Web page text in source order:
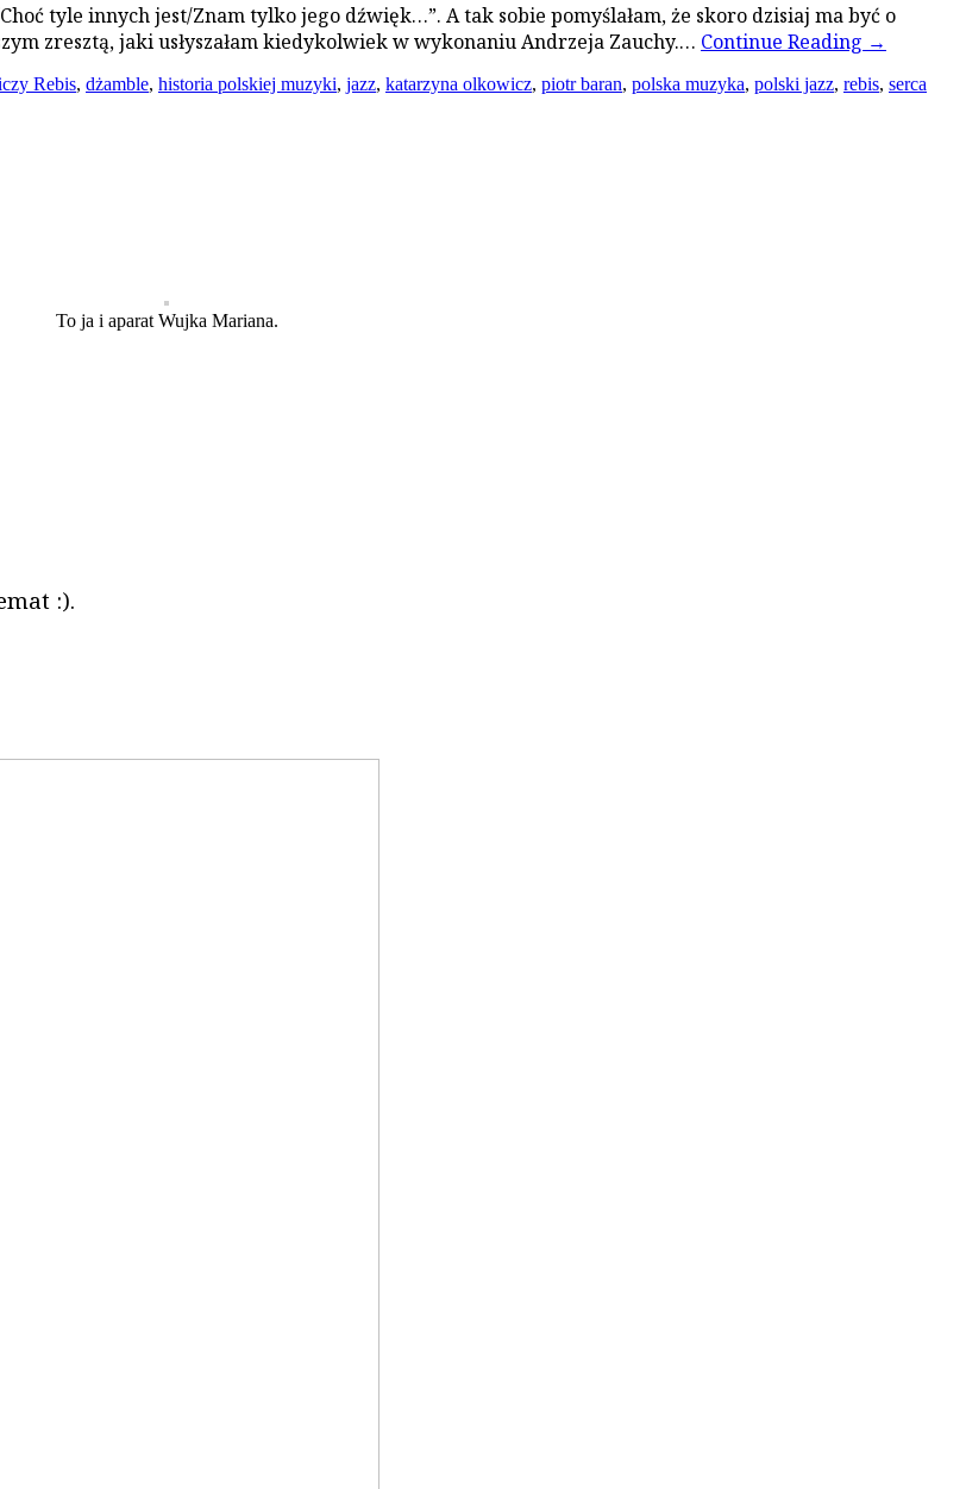
tyle innych jest/Znam tylko jego dźwięk…”. A tak sobie pomyślałam, że skoro dzisiaj ma być o
zresztą, jaki usłyszałam kiedykolwiek w wykonaniu Andrzeja Zauchy.… Continue Reading →
Rebis, dżamble, historia polskiej muzyki, jazz, katarzyna olkowicz, piotr baran, polska muzyka, polski jazz, rebis, serca
To ja i aparat Wujka Mariana.
:).